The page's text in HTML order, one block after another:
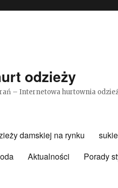
odzieży
– Internetowa hurtownia
damskiej na rynku
Aktualności Porady